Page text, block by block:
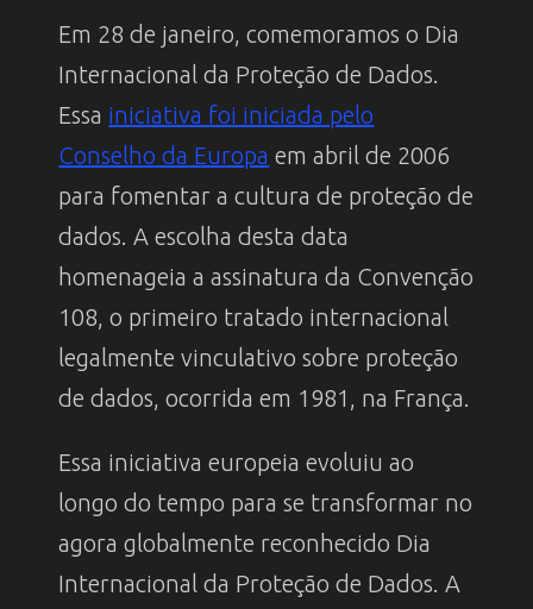
Em 28 de janeiro, comemoramos o Dia
Internacional da Proteção de Dados.
Essa iniciativa foi iniciada pelo
Conselho da Europa em abril de 2006
para fomentar a cultura de proteção de
dados. A escolha desta data
homenageia a assinatura da Convenção
108, o primeiro tratado internacional
legalmente vinculativo sobre proteção
de dados, ocorrida em 1981, na França.
Essa iniciativa europeia evoluiu ao
longo do tempo para se transformar no
agora globalmente reconhecido Dia
Internacional da Proteção de Dados. A